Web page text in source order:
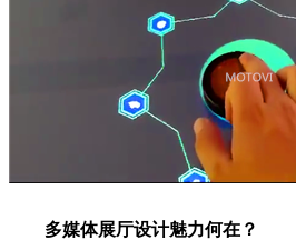
多媒体展厅设计魅力何在？